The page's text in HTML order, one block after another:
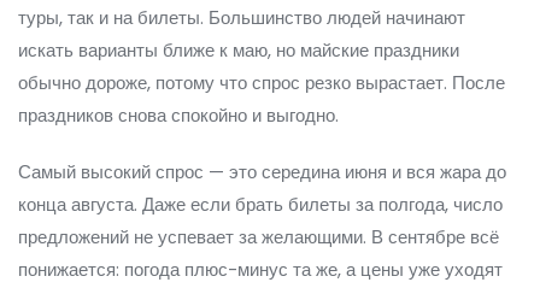
туры, так и на билеты. Большинство людей начинают
искать варианты ближе к маю, но майские праздники
обычно дороже, потому что спрос резко вырастает. После
праздников снова спокойно и выгодно.
Самый высокий спрос — это середина июня и вся жара до
конца августа. Даже если брать билеты за полгода, число
предложений не успевает за желающими. В сентябре всё
понижается: погода плюс-минус та же, а цены уже уходят